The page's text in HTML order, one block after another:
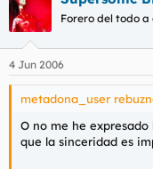
Forero del todo a
4 Jun 2006
metadona_user
O no me he
que la sinceridad es